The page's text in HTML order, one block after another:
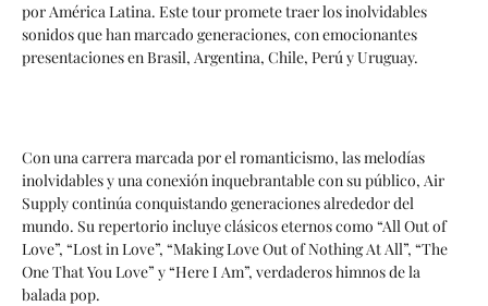
por América Latina. Este tour promete traer los inolvidables
sonidos que han marcado generaciones, con emocionantes
presentaciones en Brasil, Argentina, Chile, Perú y Uruguay.
Con una carrera marcada por el romanticismo, las melodías
inolvidables y una conexión inquebrantable con su público, Air
Supply continúa conquistando generaciones alrededor del
mundo. Su repertorio incluye clásicos eternos como “All Out of
Love”, “Lost in Love”, “Making Love Out of Nothing At All”, “The
One That You Love” y “Here I Am”, verdaderos himnos de la
balada pop.